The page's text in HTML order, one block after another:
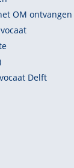
OM ontvangen
Delft